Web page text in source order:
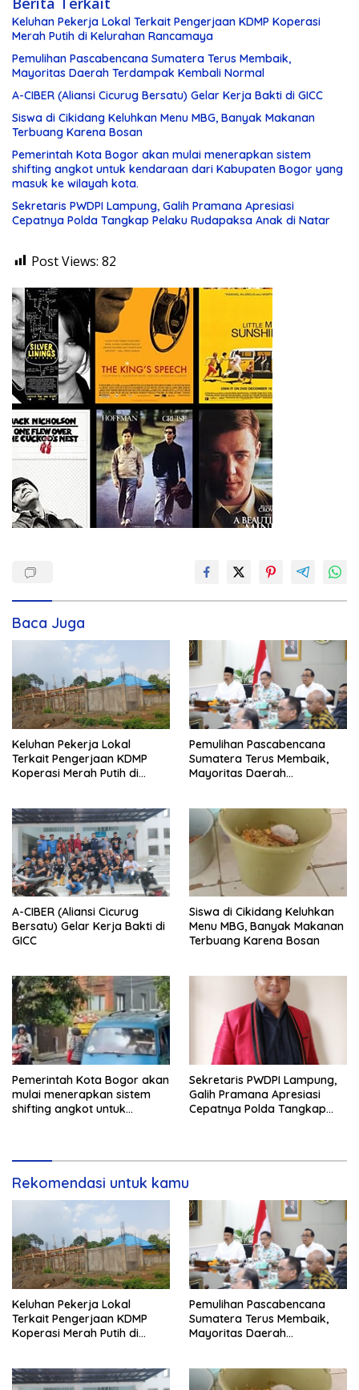
Keluhan Pekerja Lokal Terkait Pengerjaan KDMP Koperasi
Merah Putih di Kelurahan Rancamaya
Pemulihan Pascabencana Sumatera Terus Membaik,
Mayoritas Daerah Terdampak Kembali Normal
A-CIBER (Aliansi Cicurug Bersatu) Gelar Kerja Bakti di GICC
Siswa di Cikidang Keluhkan Menu MBG, Banyak Makanan
Terbuang Karena Bosan
Pemerintah Kota Bogor akan mulai menerapkan sistem
shifting angkot untuk kendaraan dari Kabupaten Bogor yang
masuk ke wilayah kota.
Sekretaris PWDPI Lampung, Galih Pramana Apresiasi
Cepatnya Polda Tangkap Pelaku Rudapaksa Anak di Natar
Post Views: 82
Baca Juga
Keluhan Pekerja Lokal
Terkait Pengerjaan KDMP
Koperasi Merah Putih di
Pemulihan Pascabencana
Sumatera Terus Membaik,
Mayoritas Daerah
A-CIBER (Aliansi Cicurug
Bersatu) Gelar Kerja Bakti di
GICC
Siswa di Cikidang Keluhkan
Menu MBG, Banyak Makanan
Terbuang Karena Bosan
Pemerintah Kota Bogor akan
mulai menerapkan sistem
shifting angkot untuk
Sekretaris PWDPI Lampung,
Galih Pramana Apresiasi
Cepatnya Polda Tangkap
Rekomendasi untuk kamu
Keluhan Pekerja Lokal
Terkait Pengerjaan KDMP
Koperasi Merah Putih di
Pemulihan Pascabencana
Sumatera Terus Membaik,
Mayoritas Daerah